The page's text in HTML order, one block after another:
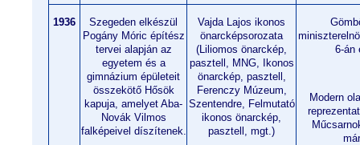
1936
Szegeden elkészül
Pogány Móric építész
tervei alapján az
egyetem és a
gimnázium épületeit
összekötő Hősök
kapuja, amelyet Aba-
Novák Vilmos
falképeivel díszítenek.
Vajda Lajos ikonos
önarcképsorozata
(Liliomos önarckép,
pasztell, MNG, Ikonos
önarckép, pasztell,
Ferenczy Múzeum,
Szentendre, Felmutató
ikonos önarckép,
pasztell, mgt.)
6-án
Modern